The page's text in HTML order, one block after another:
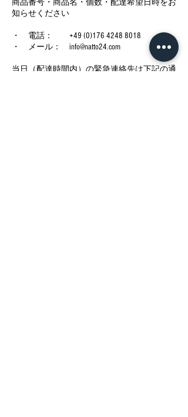
商品番号・商品名・個数・配達希望日時をお
知らせください
・ 電話： +49 (0)176 4248 8018
・ メール： info@natto24.com
当日（配達時間内）の緊急連絡先は下記の通